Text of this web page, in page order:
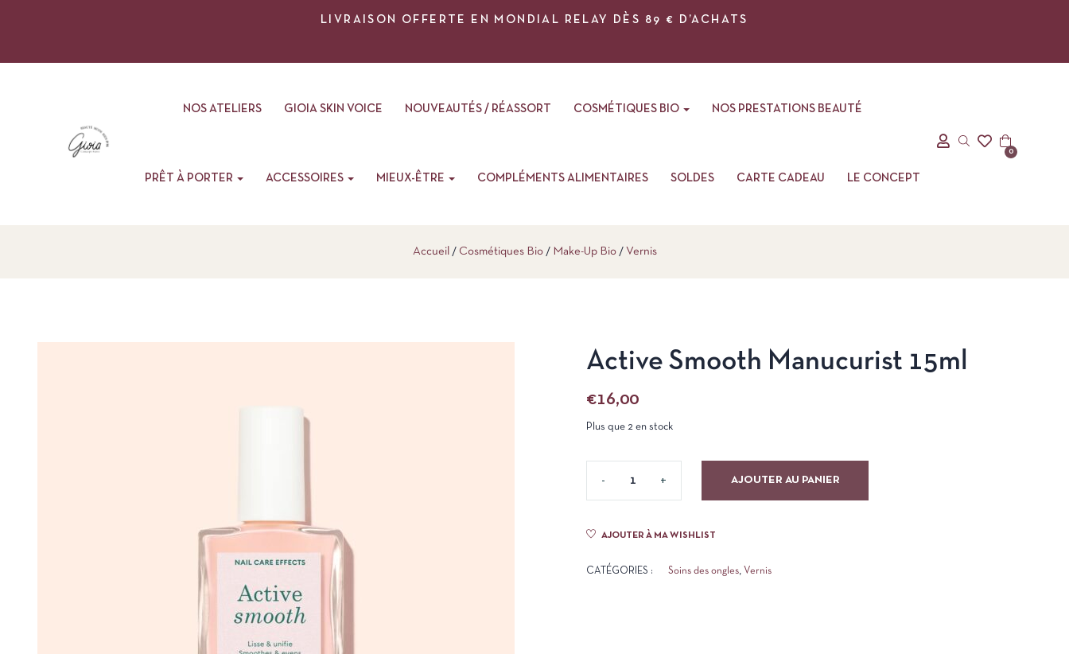
LIVRAISON OFFERTE EN MONDIAL RELAY DÈS 89 € D’ACHATS
NOS ATELIERS GIOIA SKIN VOICE NOUVEAUTÉS / RÉASSORT COSMÉTIQUES BIO NOS PRESTATIONS BEAUTÉ
PRÊT À PORTER ACCESSOIRES MIEUX-ÊTRE COMPLÉMENTS ALIMENTAIRES SOLDES CARTE CADEAU LE CONCEPT
0
Accueil Cosmétiques Bio Make-Up Bio Vernis
Active Smooth Manucurist 15ml
€16,00
Plus que 2 en stock
AJOUTER AU PANIER
AJOUTER À MA WISHLIST
CATÉGORIES : Soins des ongles, Vernis